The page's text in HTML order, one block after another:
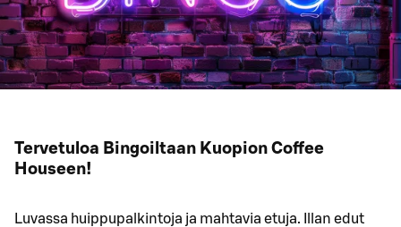
Tervetuloa Bingoiltaan Kuopion Coffee
Houseen!
Luvassa huippupalkintoja ja mahtavia etuja. Illan edut